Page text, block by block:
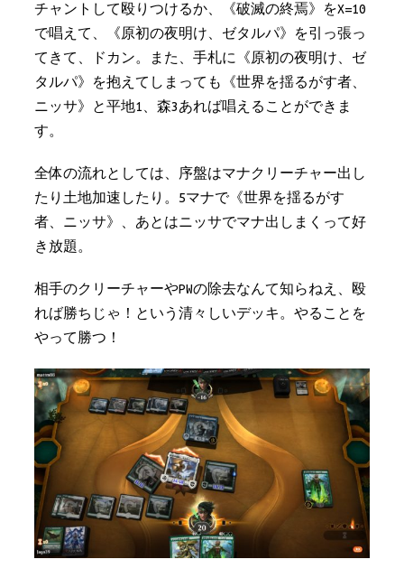
チャントして殴りつけるか、《破滅の終焉》をX=10
で唱えて、《原初の夜明け、ゼタルパ》を引っ張っ
てきて、ドカン。また、手札に《原初の夜明け、ゼ
タルパ》を抱えてしまっても《世界を揺るがす者、
ニッサ》と平地1、森3あれば唱えることができま
す。
全体の流れとしては、序盤はマナクリーチャー出し
たり土地加速したり。5マナで《世界を揺るがす
者、ニッサ》、あとはニッサでマナ出しまくって好
き放題。
相手のクリーチャーやPWの除去なんて知らねえ、殴
れば勝ちじゃ！という清々しいデッキ。やることを
やって勝つ！